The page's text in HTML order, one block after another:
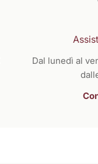
Dal lunedì al